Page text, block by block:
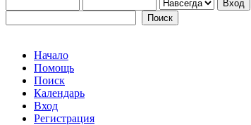
Начало
Помощь
Поиск
Календарь
Вход
Регистрация